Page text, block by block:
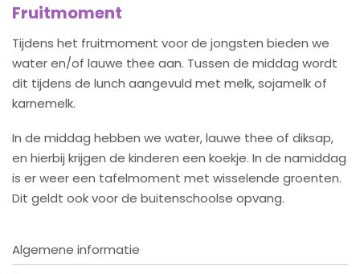
Fruitmoment
Tijdens het fruitmoment voor de jongsten bieden we
water en/of lauwe thee aan. Tussen de middag wordt
dit tijdens de lunch aangevuld met melk, sojamelk of
karnemelk.
In de middag hebben we water, lauwe thee of diksap,
en hierbij krijgen de kinderen een koekje. In de namiddag
is er weer een tafelmoment met wisselende groenten.
Dit geldt ook voor de buitenschoolse opvang.
Algemene informatie